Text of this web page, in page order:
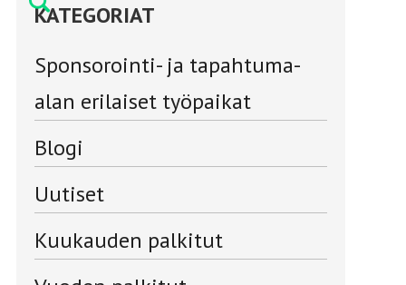
KATEGORIAT
Sponsorointi- ja tapahtuma-
alan erilaiset työpaikat
Blogi
Uutiset
Kuukauden palkitut